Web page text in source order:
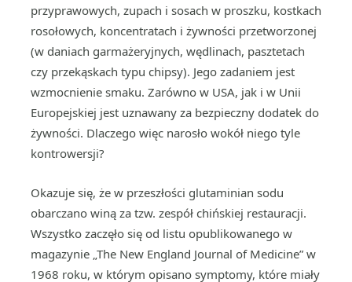
przyprawowych, zupach i sosach w proszku, kostkach
rosołowych, koncentratach i żywności przetworzonej
(w daniach garmażeryjnych, wędlinach, pasztetach
czy przekąskach typu chipsy). Jego zadaniem jest
wzmocnienie smaku. Zarówno w USA, jak i w Unii
Europejskiej jest uznawany za bezpieczny dodatek do
żywności. Dlaczego więc narosło wokół niego tyle
kontrowersji?
Okazuje się, że w przeszłości glutaminian sodu
obarczano winą za tzw. zespół chińskiej restauracji.
Wszystko zaczęło się od listu opublikowanego w
magazynie „The New England Journal of Medicine” w
1968 roku, w którym opisano symptomy, które miały